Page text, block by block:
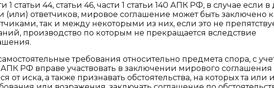
статьи 44, статьи 46, части 1 статьи 140 АПК РФ, в случае если в
(или) ответчиков, мировое соглашение может быть заключено
так и между некоторыми из них, если это не
производство по которым не прекращается вследствие
требования относительно предмета спора, с
РФ вправе участвовать в заключении мирового соглашения
от иска, а также признавать обстоятельства, на которых та или